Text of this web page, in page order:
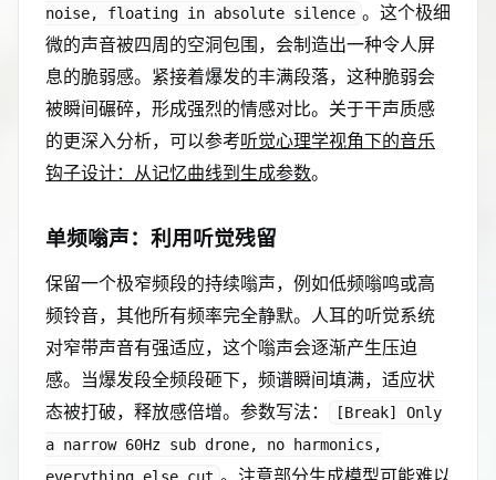
noise, floating in absolute silence 。这个极细
微的声音被四周的空洞包围，会制造出一种令人屏
息的脆弱感。紧接着爆发的丰满段落，这种脆弱会
被瞬间碾碎，形成强烈的情感对比。关于干声质感
的更深入分析，可以参考听觉心理学视角下的音乐
钩子设计：从记忆曲线到生成参数。
单频嗡声：利用听觉残留
保留一个极窄频段的持续嗡声，例如低频嗡鸣或高
频铃音，其他所有频率完全静默。人耳的听觉系统
对窄带声音有强适应，这个嗡声会逐渐产生压迫
感。当爆发段全频段砸下，频谱瞬间填满，适应状
态被打破，释放感倍增。参数写法：
[Break] Only
a narrow 60Hz sub drone, no harmonics,
。注意部分生成模型可能难以